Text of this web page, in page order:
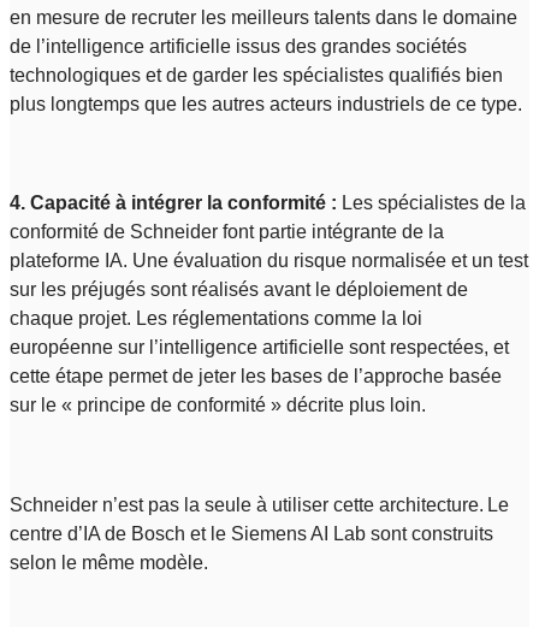
en mesure de recruter les meilleurs talents dans le domaine
de l’intelligence artificielle issus des grandes sociétés
technologiques et de garder les spécialistes qualifiés bien
plus longtemps que les autres acteurs industriels de ce type.
4. Capacité à intégrer la conformité : Les spécialistes de la
conformité de Schneider font partie intégrante de la
plateforme IA. Une évaluation du risque normalisée et un test
sur les préjugés sont réalisés avant le déploiement de
chaque projet. Les réglementations comme la loi
européenne sur l’intelligence artificielle sont respectées, et
cette étape permet de jeter les bases de l’approche basée
sur le « principe de conformité » décrite plus loin.
Schneider n’est pas la seule à utiliser cette architecture. Le
centre d’IA de Bosch et le Siemens AI Lab sont construits
selon le même modèle.